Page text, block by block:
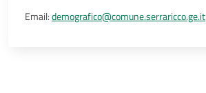
Email:demografico@comune.serraricco.ge.it